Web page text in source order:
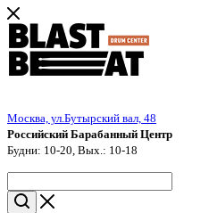
Москва, ул.Бутырский вал, 48
Российский Барабанный Центр
Будни: 10-20, Вых.: 10-18